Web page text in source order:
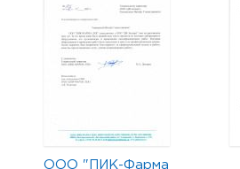
ООО "ПИК-Фарма